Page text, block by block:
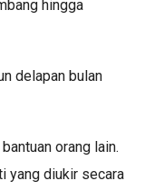
hingga
delapan bulan
orang lain.
yang diukir secara